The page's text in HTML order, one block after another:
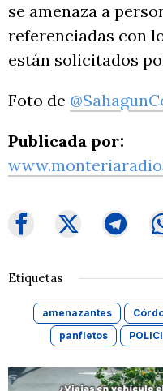
se amenaza a
referenciadas con
están solicitados
Foto de
Publicada por:
Etiquetas
amenazantes
panfletos